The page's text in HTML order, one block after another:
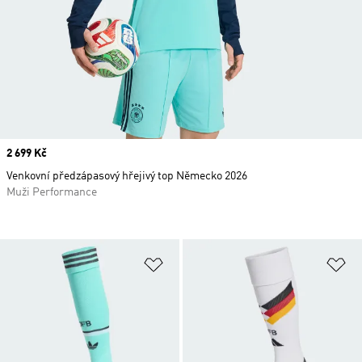
Přidat do seznamu přání
Price
2 699 Kč
Venkovní předzápasový hřejivý top Německo 2026
Muži Performance